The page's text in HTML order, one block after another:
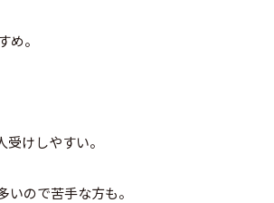
。
けしやすい。
ので苦手な方も。